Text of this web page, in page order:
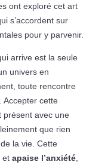
ont exploré cet art
s’accordent sur
pour y parvenir.
arrive est la seule
univers en
toute rencontre
Accepter cette
présent avec une
que rien
la vie. Cette
et apaise l’anxiété,